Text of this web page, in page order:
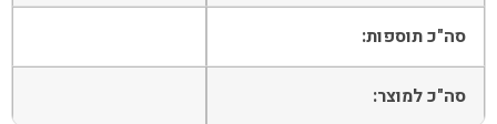
סה"כ תוספות:
סה"כ למוצר: